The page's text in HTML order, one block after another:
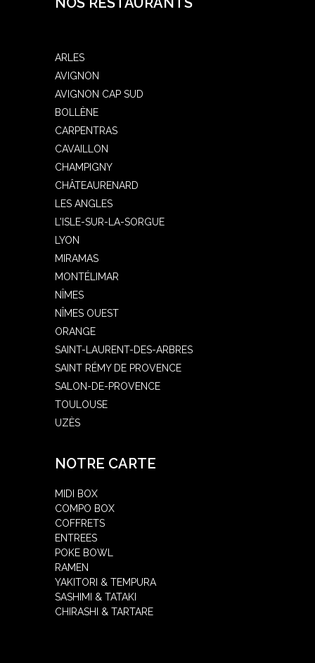
ARLES
AVIGNON
AVIGNON CAP SUD
BOLLÈNE
CARPENTRAS
CAVAILLON
CHAMPIGNY
CHÂTEAURENARD
LES ANGLES
L'ISLE-SUR-LA-SORGUE
LYON
MIRAMAS
MONTÉLIMAR
NÎMES
NÎMES OUEST
ORANGE
SAINT-LAURENT-DES-ARBRES
SAINT RÉMY DE PROVENCE
SALON-DE-PROVENCE
TOULOUSE
UZÈS
NOTRE CARTE
MIDI BOX
COMPO BOX
COFFRETS
ENTREES
POKE BOWL
RAMEN
YAKITORI & TEMPURA
SASHIMI & TATAKI
CHIRASHI & TARTARE